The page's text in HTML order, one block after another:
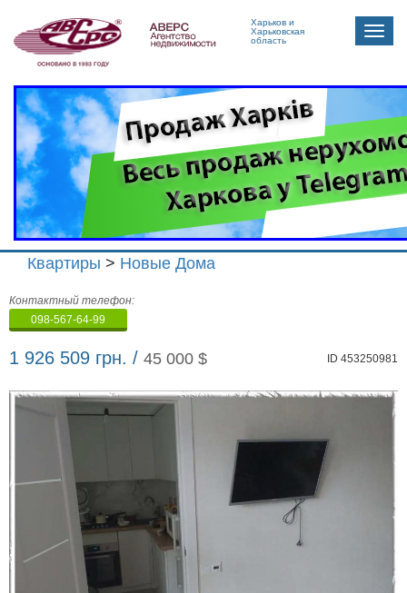
Харьков и
Харьковская
область
Toggle
Квартиры > Новые Дома
Агенство
недвижимости
"Аверс"
Контактный телефон:
098-567-64-99
1 926 509 грн. / 45 000 $ ID 453250981